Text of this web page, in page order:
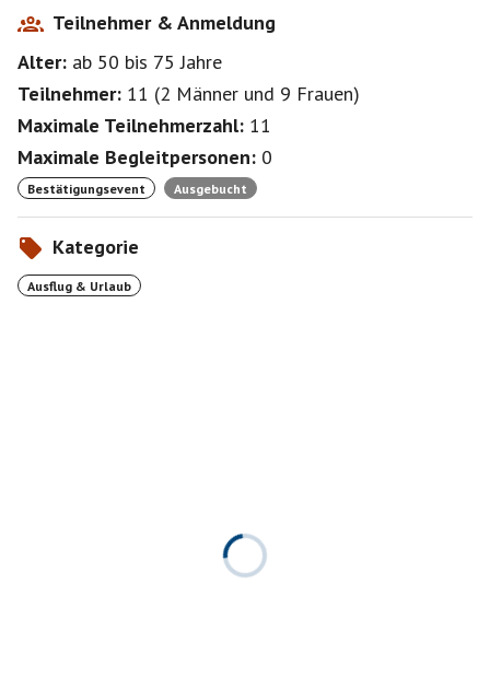
Teilnehmer & Anmeldung
Alter: ab 50 bis 75Jahre
Teilnehmer: 11 (2 Männer und 9 Frauen)
Maximale Teilnehmerzahl: 11
Maximale Begleitpersonen: 0
Bestätigungsevent Ausgebucht
Kategorie
Ausflug & Urlaub